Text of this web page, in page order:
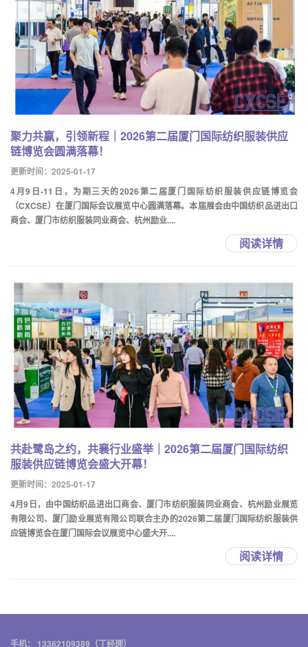
聚力共赢，引领新程｜2026第二届厦门国际纺织服装供应
链博览会圆满落幕！
更新时间：2025-01-17
4月9日-11日，为期三天的2026第二届厦门国际纺织服装供应链博览会
（CXCSE）在厦门国际会议展览中心圆满落幕。本届展会由中国纺织品进出口
商会、厦门市纺织服装同业商会、杭州励业....
阅读详情
共赴鹭岛之约，共襄行业盛举｜2026第二届厦门国际纺织
服装供应链博览会盛大开幕！
更新时间：2025-01-17
4月9日，由中国纺织品进出口商会、厦门市纺织服装同业商会、杭州励业展览
有限公司、厦门励业展览有限公司联合主办的2026第二届厦门国际纺织服装供
应链博览会在厦门国际会议展览中心盛大开....
阅读详情
手机： 13362109389（丁经理）